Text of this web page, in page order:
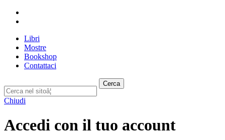
Libri
Mostre
Bookshop
Contattaci
Cerca
Chiudi
Accedi con il tuo account